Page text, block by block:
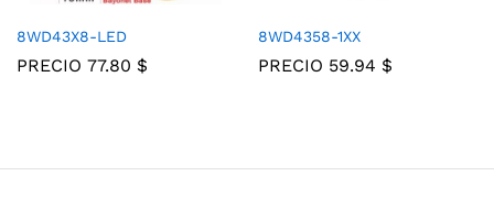
8WD43X8-LED
PRECIO 77.80 $
8WD4358-1XX
PRECIO 59.94 $